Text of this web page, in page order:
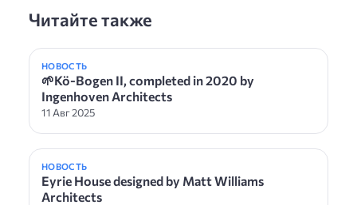
Читайте также
НОВОСТЬ
🌱Kö-Bogen II, completed in 2020 by
Ingenhoven Architects
11 Авг 2025
НОВОСТЬ
Eyrie House designed by Matt Williams
Architects